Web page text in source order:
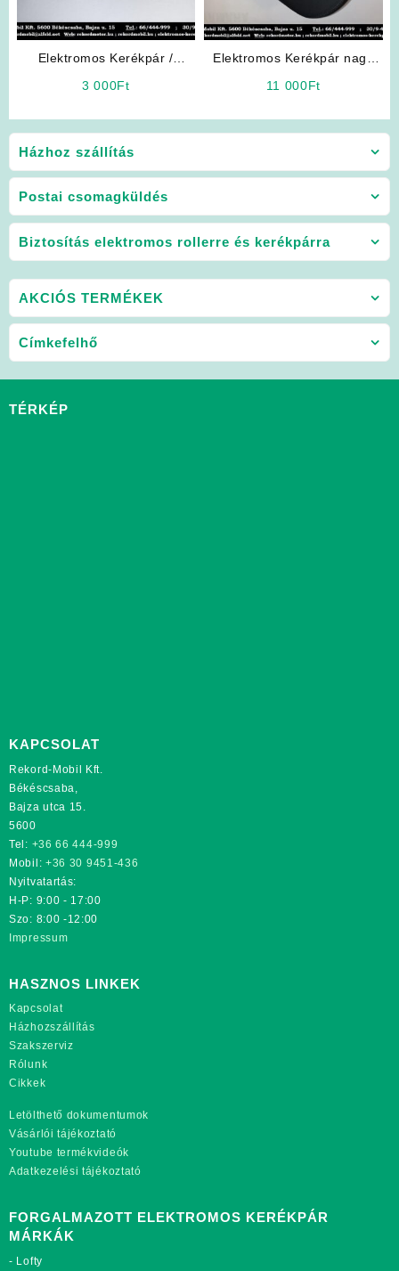
Házhoz szállítás
Postai csomagküldés
Biztosítás elektromos rollerre és kerékpárra
Elektromos Kerékpár /
3 000Ft
Elektromos Kerékpár nagy
11 000Ft
AKCIÓS TERMÉKEK
Címkefelhő
TÉRKÉP
KAPCSOLAT
Rekord-Mobil Kft.
Békéscsaba,
Bajza utca 15.
5600
Tel: +36 66 444-999
Mobil: +36 30 9451-436
Nyitvatartás:
H-P: 9:00 - 17:00
Szo: 8:00 -12:00
Impressum
HASZNOS LINKEK
Kapcsolat
Házhozszállítás
Szakszerviz
Rólunk
Cikkek
Letölthető dokumentumok
Vásárlói tájékoztató
Youtube termékvideók
Adatkezelési tájékoztató
FORGALMAZOTT ELEKTROMOS KERÉKPÁR
MÁRKÁK
- Lofty